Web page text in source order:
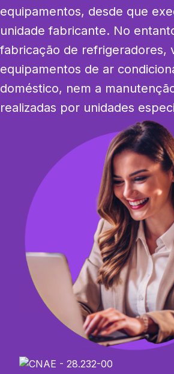
equipamentos, desde que
unidade fabricante. No
fabricação de refrigeradores,
equipamentos de ar
doméstico, nem a
realizadas por unidades